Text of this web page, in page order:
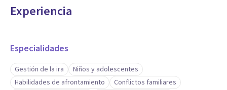
Experiencia
Especialidades
Gestión de la ira
Niños y adolescentes
Habilidades de afrontamiento
Conflictos familiares